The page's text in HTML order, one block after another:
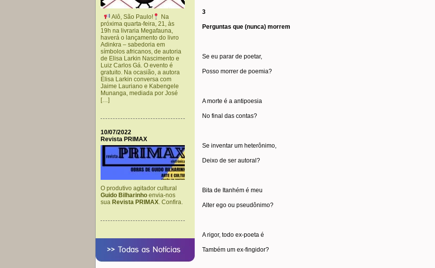
Alô, São Paulo!
Na
próxima quarta-feira, 21, às
19h na livraria Megafauna,
haverá o lançamento do livro
Adinkra – sabedoria em
símbolos africanos, de autoria
de Elisa Larkin Nascimento e
Luiz Carlos Gá. O evento é
gratuito. Na ocasião, a autora
Elisa Larkin conversa com
Jaime Lauriano e Kabengele
Munanga, mediada por José
[…]
10/07/2022
Revista PRIMAX
O produtivo agitador cultural
Guido Bilharinho envia-nos
sua Revista PRIMAX. Confira.
3
Perguntas que (nunca) morrem
Se eu parar de poetar,
Posso morrer de poemia?
A morte é a antipoesia
No final das contas?
Se inventar um heterônimo,
Deixo de ser autoral?
Bita de Itanhém é meu
Alter ego ou pseudônimo?
A rigor, todo ex-poeta é
Também um ex-fingidor?